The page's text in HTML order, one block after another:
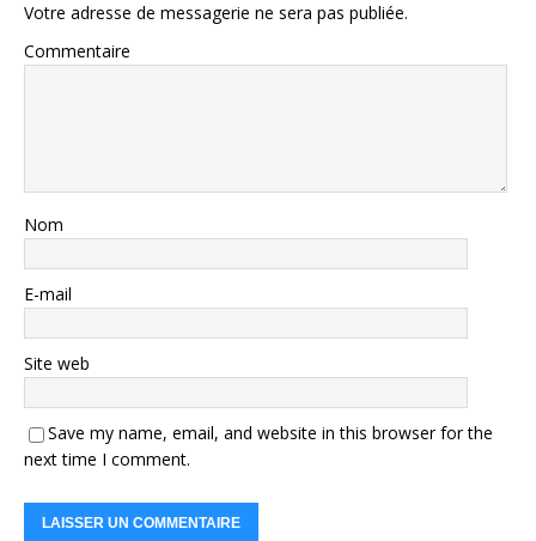
Votre adresse de messagerie ne sera pas publiée.
Commentaire
Nom
E-mail
Site web
Save my name, email, and website in this browser for the
next time I comment.